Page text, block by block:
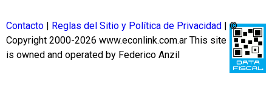
Contacto Reglas del Sitio y Política de Privacidad
| ©
Copyright 2000-2026 www.econlink.com.ar This site
is owned and operated by Federico Anzil